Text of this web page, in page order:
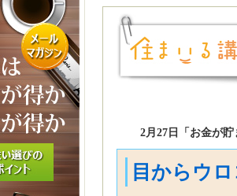
2月27日「お金が
目からウ